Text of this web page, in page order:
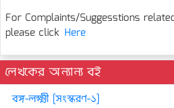
For Complaints/Suggesstions
please click Here
লেখকের অন্যান্য বই
বঙ্গ-লক্ষ্মী [সংস্করণ-১]